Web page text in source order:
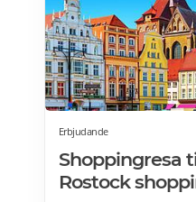
Erbjudande
Shoppingresa
Rostock